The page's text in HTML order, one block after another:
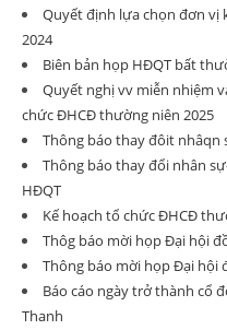
Quyết định lựa chọn đơn vị
2024
Biên bản họp HĐQT bất
Quyết nghị vv miễn nhiệm
chức ĐHCĐ thường niên 2025
Thông báo thay đôit nhâqn
Thông báo thay đổi nhân
HĐQT
Kế hoạch tổ chức ĐHCĐ
Thôg báo mời họp Đại hội
Thông báo mời họp Đại hội
Báo cáo ngày trở thành cổ
Thanh